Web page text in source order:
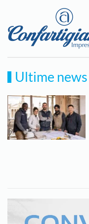
Passa al contenuto
Ultime news